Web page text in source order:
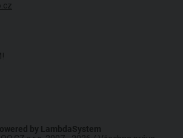
by LambdaSystem